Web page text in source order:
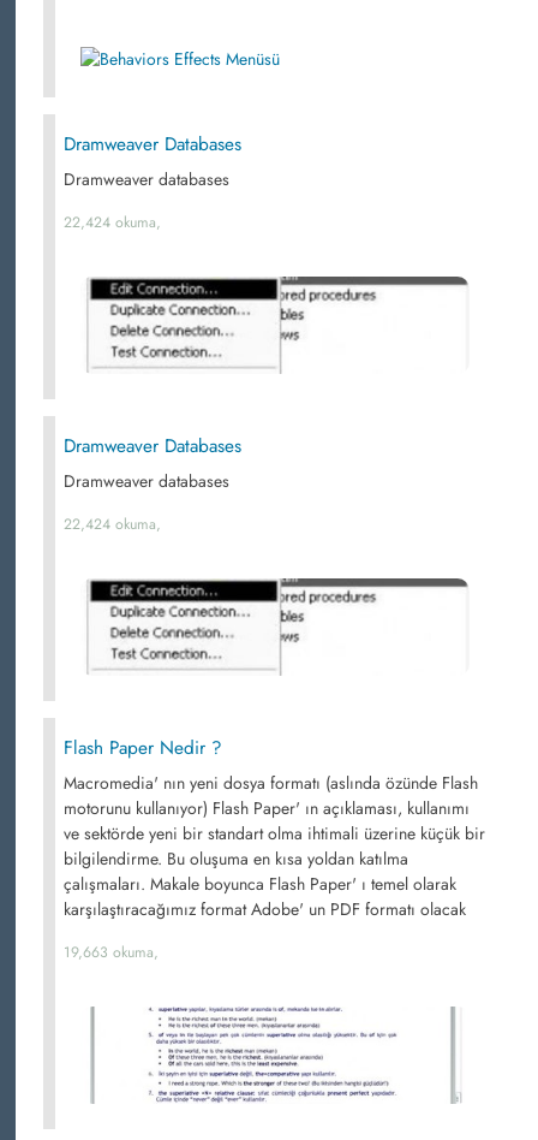
Dramweaver Databases
Dramweaver databases
22,424 okuma,
Dramweaver Databases
Dramweaver databases
22,424 okuma,
Flash Paper Nedir ?
Macromedia' nın yeni dosya formatı (aslında özünde Flash
motorunu kullanıyor) Flash Paper' ın açıklaması, kullanımı
ve sektörde yeni bir standart olma ihtimali üzerine küçük bir
bilgilendirme. Bu oluşuma en kısa yoldan katılma
çalışmaları. Makale boyunca Flash Paper' ı temel olarak
karşılaştıracağımız format Adobe' un PDF formatı olacak
19,663 okuma,